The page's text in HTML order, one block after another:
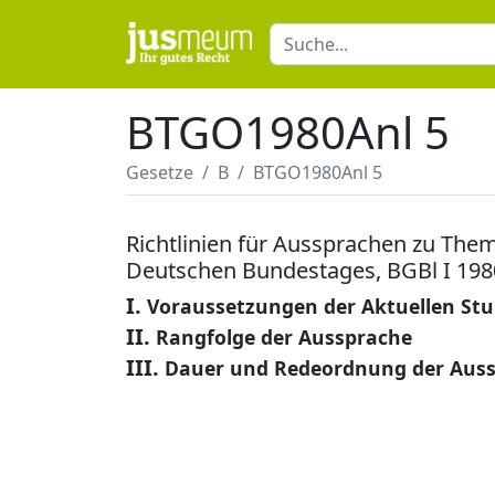
BTGO1980Anl 5
Gesetze B BTGO1980Anl 5
Richtlinien für Aussprachen zu
Deutschen Bundestages, BGBl I
I. Voraussetzungen der Aktuellen
II. Rangfolge der Aussprache
III. Dauer und Redeordnung der